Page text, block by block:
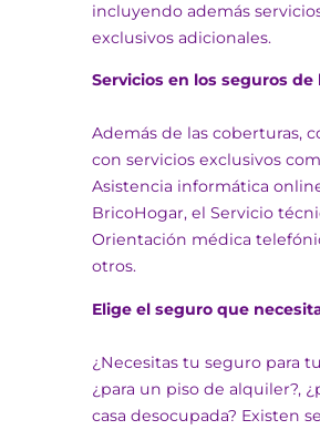
incluyendo además
exclusivos adicionales.
Servicios en los seguros de
Además de las coberturas,
con servicios exclusivos
Asistencia informática
BricoHogar, el Servicio
Orientación médica
otros.
Elige el seguro que
¿Necesitas tu seguro para
¿para un piso de alquiler?,
casa desocupada? Existen